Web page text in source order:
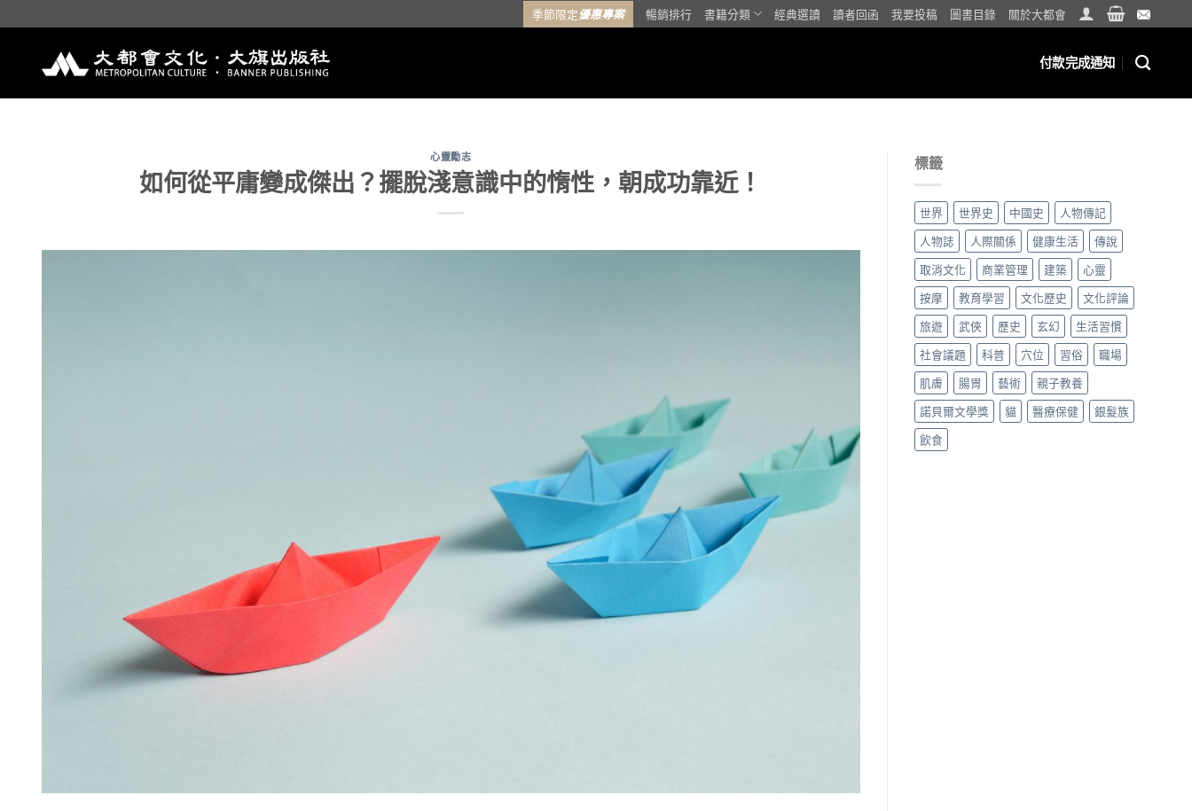
to
季節限定優惠專案 暢銷排行 書籍分類 經典選讀 讀者回函 我要投稿 圖書目錄 關於大都會
付款完成通知
心靈勵志
如何從平庸變成傑出？擺脫淺意識中的惰性，朝成功靠近！
標籤
世界 世界史 中國史
人物傳記
人物誌
人際關係 健康生活
傳說
取消文化
商業管理 建築
心靈
按摩
教育學習 文化歷史
文化評論
旅遊
武俠 歷史 玄幻
生活習慣
社會議題
科普 穴位 習俗
職場
肌膚
腸胃 藝術
親子教養
諾貝爾文學獎
貓 醫療保健
銀髮族
飲食